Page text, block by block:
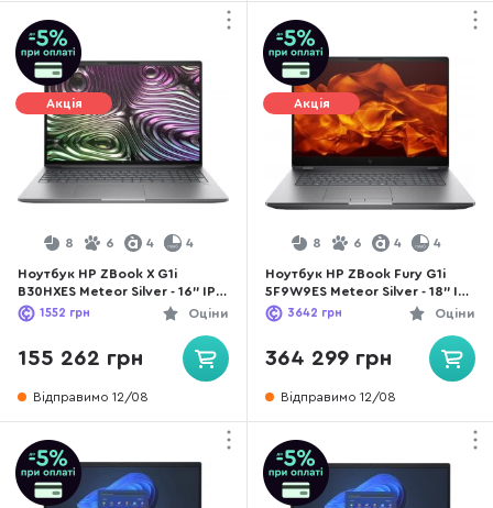
Акція
8 6 4 4
Ноутбук HP ZBook X G1i
B30HXES Meteor Silver - 16" IPS
60 Гц / Intel Core Ultra 9 /
285H / DDR5 64 ГБ / PCI-E SSD
Оціни
1552 грн
155 262 грн
Відправимо 12/08
Акція
8 6 4 4
Ноутбук HP ZBook Fury G1i
5F9W9ES Meteor Silver - 18" IPS
60 Гц / Intel Core Ultra 9 /
285HX / DDR5 64 ГБ / PCI-E
SSD 2 ТБ / RTX PRO 5000
Оціни
3642 грн
364 299 грн
Відправимо 12/08